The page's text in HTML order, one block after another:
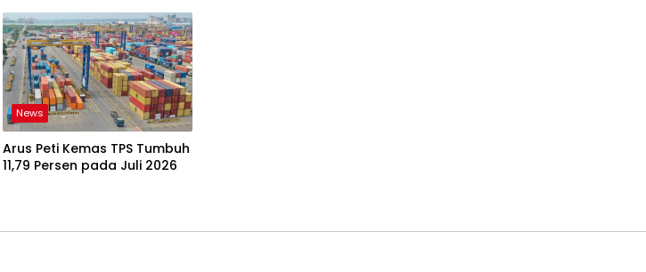
News
Arus Peti Kemas TPS Tumbuh
11,79 Persen pada Juli 2026